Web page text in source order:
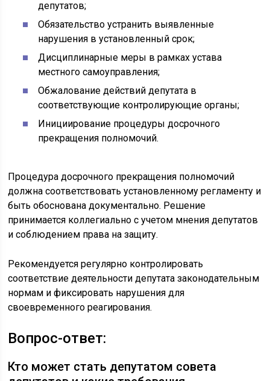
депутатов;
Обязательство устранить выявленные
нарушения в установленный срок;
Дисциплинарные меры в рамках устава
местного самоуправления;
Обжалование действий депутата в
соответствующие контролирующие органы;
Инициирование процедуры досрочного
прекращения полномочий.
Процедура досрочного прекращения полномочий
должна соответствовать установленному регламенту и
быть обоснована документально. Решение
принимается коллегиально с учетом мнения депутатов
и соблюдением права на защиту.
Рекомендуется регулярно контролировать
соответствие деятельности депутата законодательным
нормам и фиксировать нарушения для
своевременного реагирования.
Вопрос-ответ:
Кто может стать депутатом совета